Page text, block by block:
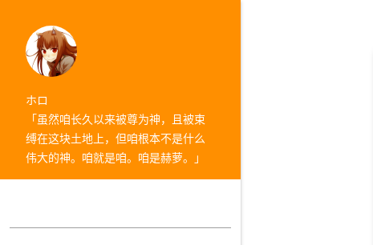
ホロ
「虽然咱长久以来被尊为神，且被束
缚在这块土地上，但咱根本不是什么
伟大的神。咱就是咱。咱是赫萝。」